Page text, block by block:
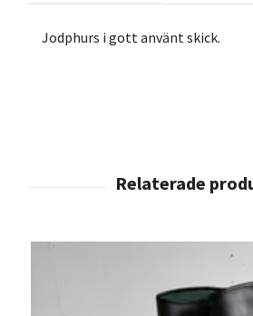
Jodphurs i gott använt skick.